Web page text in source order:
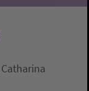
Catharina